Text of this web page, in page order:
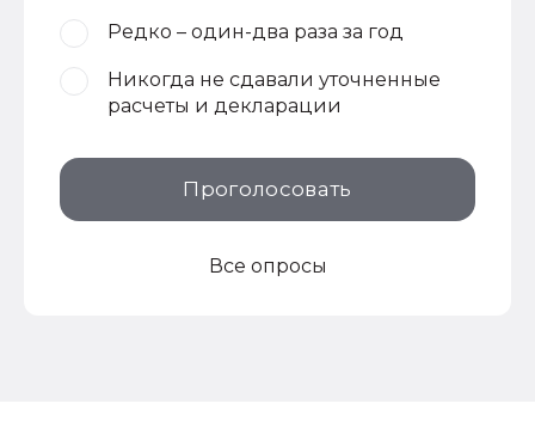
Редко – один-два раза за год
Никогда не сдавали уточненные
расчеты и декларации
Проголосовать
Все опросы